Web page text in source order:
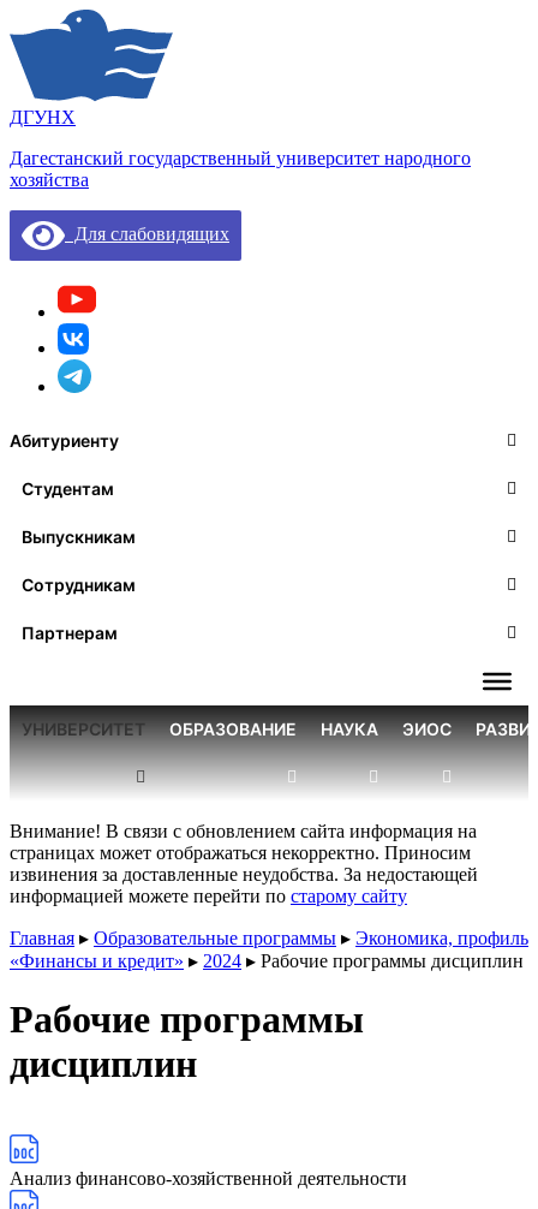
ДГУНХ
Дагестанский государственный университет народного
хозяйства
Для слабовидящих
Абитуриенту
Студентам
Выпускникам
Сотрудникам
Партнерам
УНИВЕРСИТЕТ ОБРАЗОВАНИЕ НАУКА ЭИОС
Внимание! В связи с обновлением сайта информация на
страницах может отображаться некорректно. Приносим
извинения за доставленные неудобства. За недостающей
информацией можете перейти по старому сайту
Главная ▸ Образовательные программы ▸ Экономика, профиль
«Финансы и кредит» ▸ 2024 ▸ Рабочие программы дисциплин
Рабочие программы
дисциплин
Анализ финансово-хозяйственной деятельности